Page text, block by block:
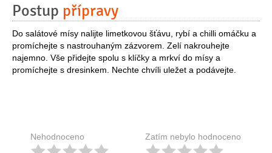
Postup přípravy
Do salátové mísy nalijte limetkovou šťávu, rybí a chilli omáčku a
promíchejte s nastrouhaným zázvorem. Zelí nakrouhejte
najemno. Vše přidejte spolu s klíčky a mrkví do mísy a
promíchejte s dresinkem. Nechte chvíli uležet a podávejte.
Nehodnoceno Zatím nebylo hodnoceno